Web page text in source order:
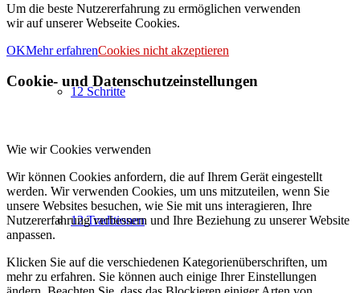
12 Schritte
12 Traditionen
Um die beste Nutzererfahrung zu ermöglichen verwenden
wir auf unserer Webseite Cookies.
OKMehr erfahrenCookies nicht akzeptieren
Cookie- und Datenschutzeinstellungen
Wie wir Cookies verwenden
Wir können Cookies anfordern, die auf Ihrem Gerät eingestellt
werden. Wir verwenden Cookies, um uns mitzuteilen, wenn Sie
unsere Websites besuchen, wie Sie mit uns interagieren, Ihre
Nutzererfahrung verbessern und Ihre Beziehung zu unserer Website
anpassen.
Klicken Sie auf die verschiedenen Kategorienüberschriften, um
mehr zu erfahren. Sie können auch einige Ihrer Einstellungen